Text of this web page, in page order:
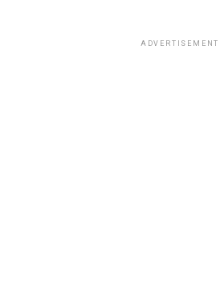
ADVERTISEMENT